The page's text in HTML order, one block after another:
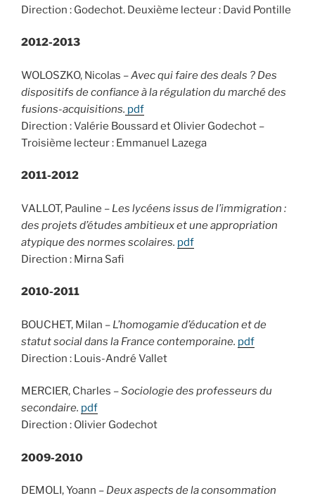
Direction : Godechot. Deuxième lecteur : David Pontille
2012-2013
WOLOSZKO, Nicolas –Avec qui faire des deals ? Des
dispositifs de confiance à la régulation du marché des
fusions-acquisitions. pdf
Direction : Valérie Boussard et Olivier Godechot –
Troisième lecteur : Emmanuel Lazega
2011-2012
VALLOT, Pauline – Les lycéens issus de l’immigration :
des projets d’études ambitieux et une appropriation
atypique des normes scolaires. pdf
Direction : Mirna Safi
2010-2011
BOUCHET, Milan – L’homogamie d’éducation et de
statut social dans la France contemporaine. pdf
Direction : Louis-André Vallet
MERCIER, Charles –Sociologie des professeurs du
secondaire. pdf
Direction : Olivier Godechot
2009-2010
DEMOLI, Yoann – Deux aspects de la consommation